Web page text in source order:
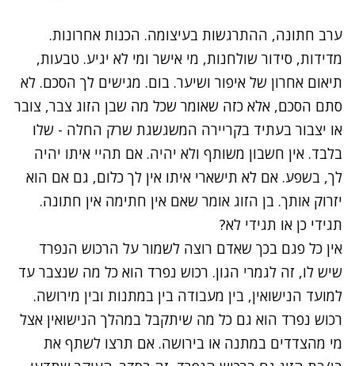
ערב חתונה, ההתרגשות בעיצומה. הכנות אחרונות.
מדידות, סידור שולחנות, מי אישר ומי לא יגיע. טבעות,
תיאום אחרון של איפור ושיער. בום. מגישים לך הסכם. לא
סתם הסכם, אלא כזה שאומר שכל מה שבן הזוג צבר, צובר
או יצבור בעתיד בקריירה המשגשגת שרק החלה - שלו
בלבד. אין חשבון משותף ולא יהיה. אם תהיי איתו יהיה
לך, בשפע. אם לא תישארי איתו אין לך כלום, גם אם הוא
יזרוק אותך. בן הזוג אומר שאם אין חתימה אין חתונה.
תגידי כן או תגידי לא?
אין כל פגם בכך שאדם רוצה לשמור על הרכוש הנפרד
שיש לו, זה לגמרי הגון. רכוש נפרד הוא כל מה שנצבר עד
למועד הנישואין, בין מעבודה בין במתנות ובין מירושה.
רכוש נפרד הוא גם כל מה שיתקבל במהלך הנישואין אצל
מי מהצדדים במתנה או בירושה. אם תרצו לשתף את